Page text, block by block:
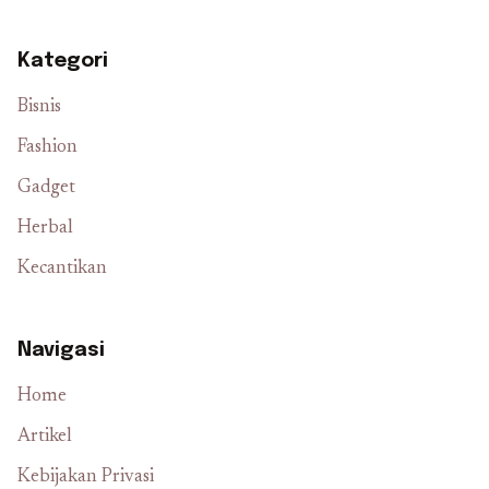
Kategori
Bisnis
Fashion
Gadget
Herbal
Kecantikan
Navigasi
Home
Artikel
Kebijakan Privasi